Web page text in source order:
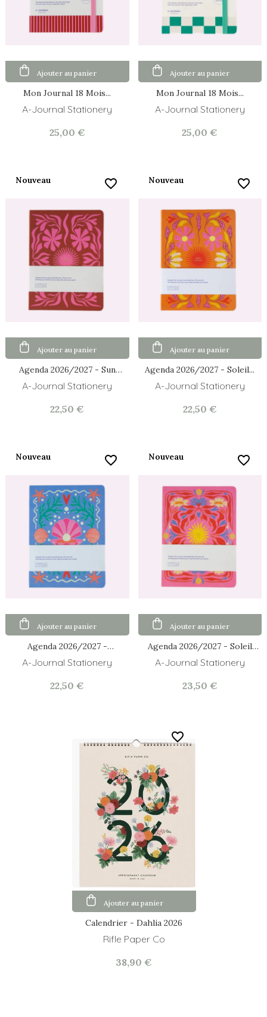
Mon Journal 18 Mois...
A-Journal Stationery
25,00 €
Ajouter au panier
Mon Journal 18 Mois...
A-Journal Stationery
25,00 €
Ajouter au panier
Agenda 2026/2027 - Sun
Flow...
A-Journal Stationery
22,50 €
Ajouter au panier
Nouveau favorite_border
Agenda 2026/2027 - Soleil...
A-Journal Stationery
22,50 €
Ajouter au panier
Nouveau favorite_border
Agenda 2026/2027 -
Coquillage
A-Journal Stationery
22,50 €
Ajouter au panier
Nouveau favorite_border
Agenda 2026/2027 - Soleil
Rose
A-Journal Stationery
23,50 €
Ajouter au panier
Nouveau favorite_border
Calendrier - Dahlia 2026
Rifle Paper Co
38,90 €
Ajouter au panier
favorite_border